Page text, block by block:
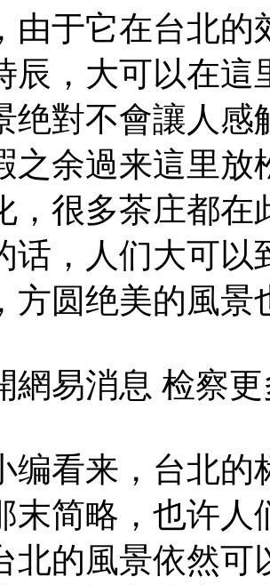
由于它在台北的
辰，大可以在這
绝對不會讓人
之余過来這里放
，很多茶庄都在
话，人们大可以
方圆绝美的風景
網易消息 检察
编看来，台北的
末简略，也许人
北的風景依然可